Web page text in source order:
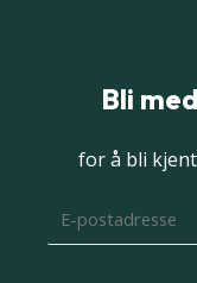
Bli
for å bli